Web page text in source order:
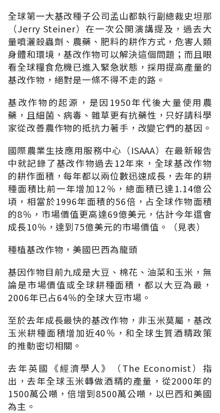
全球第一大基改種子公司孟山都執行副總裁史坦那
（Jerry Steiner）在一次公開演講提及，過去大
量噴灑殺蟲劑、農藥、肥料的耕作方式，危害人類
身體和環境，基改作物可以解決這個問題；而且眼
看全球糧食危機已進入緊急狀態，採用提高產量的
基改作物，絕對是一條不得不走的路。
基改作物的起源，是因1950年代後大量使用農
藥，且細菌、病毒、雜草更有抗藥性，只好請科學
家從改善農作物的抵抗力著手，改變它們的基因。
國際農業生技應用服務中心（ISAAA）在最新報告
中就記錄了基改作物過去12年來，全球基改作物
的耕作面積，每年都以兩位數迅速成長，去年的耕
種面積比前一年增加12％，總面積已達1.14億公
頃，相當於1996年面積的56倍，占全球作物面積
的8％，市場價值更高達69億美元，估計今年還會
成長10％，達到75億美元的市場價值。（見表）
種植基改作物，美國巴西為龍頭
基因作物目前九成是大豆、棉花、油菜和玉米，無
論是市場價值或全球耕種面積，都以大豆為最，
2006年已占64％的全球大豆市場。
至於去年成長最快的基改作物，非玉米莫屬，基改
玉米耕種面積增加近40％，和全球生質酒精政策
的推動密切相關。
去年英國《經濟學人》（The Economist）指
出，去年全球玉米轉做酒精的產量，從2000年的
1500萬公噸，倍增到8500萬公噸，以巴西和美國
為主。